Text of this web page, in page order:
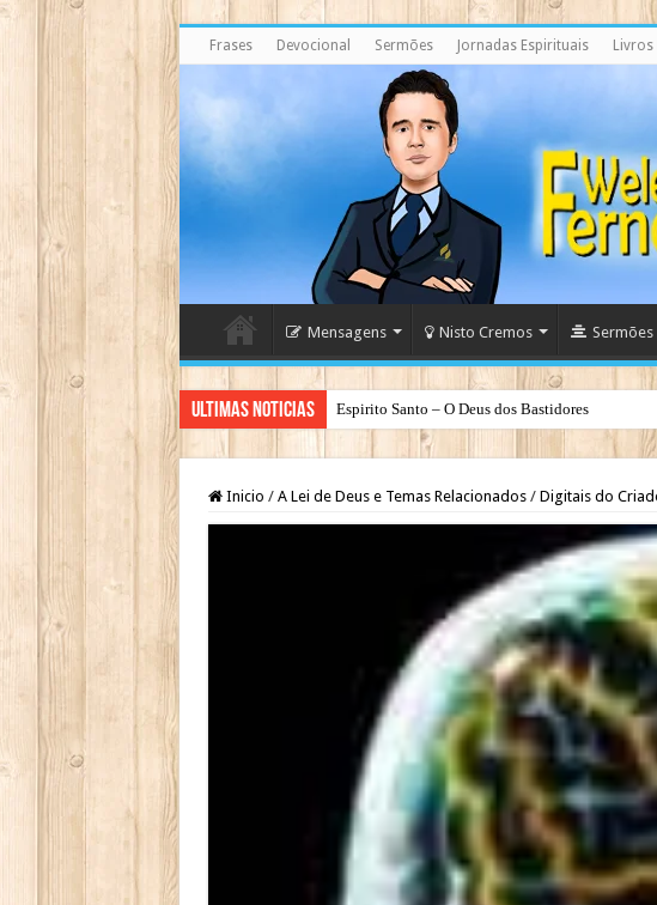
Frases Devocional Sermões Jornadas Espirituais
Mensagens Nisto Cremos Sermões
Ultimas Noticias Espirito Santo – O Deus dos Bastidores
Inicio / A Lei de Deus e Temas Relacionados / Digitais do